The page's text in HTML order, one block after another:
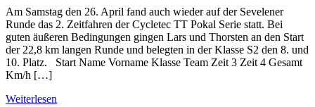
Am Samstag den 26. April fand auch wieder auf der Sevelener
Runde das 2. Zeitfahren der Cycletec TT Pokal Serie statt. Bei
guten äußeren Bedingungen gingen Lars und Thorsten an den Start
der 22,8 km langen Runde und belegten in der Klasse S2 den 8. und
10. Platz. Start Name Vorname Klasse Team Zeit 3 Zeit 4 Gesamt
Km/h […]
Weiterlesen